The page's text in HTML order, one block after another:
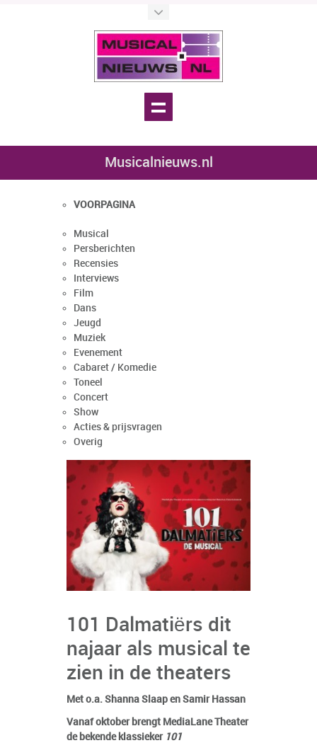
Musicalnieuws.nl
VOORPAGINA
Musical
Persberichten
Recensies
Interviews
Film
Dans
Jeugd
Muziek
Evenement
Cabaret / Komedie
Toneel
Concert
Show
Acties & prijsvragen
Overig
101 Dalmatiërs dit
najaar als musical te
zien in de theaters
Met o.a. Shanna Slaap en Samir Hassan
Vanaf oktober brengt MediaLane Theater
de bekende klassieker 101